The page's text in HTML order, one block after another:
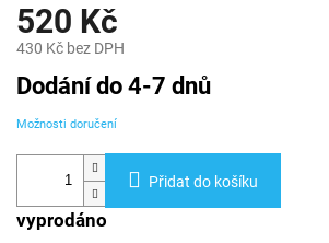
520 Kč
430 Kč bez DPH
Měrná
cena:
Dodání do 4-7 dnů
Možnosti doručení
Přidat do košíku
vyprodáno